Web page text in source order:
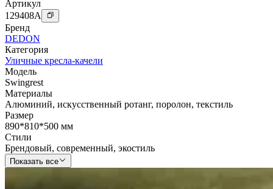
Артикул
129408A
Бренд
DEDON
Категория
Уличные кресла-качели
Модель
Swingrest
Материалы
Алюминий, искусственный ротанг, поролон, текстиль
Размер
890*810*500 мм
Стили
Брендовый, современный, экостиль
Показать все